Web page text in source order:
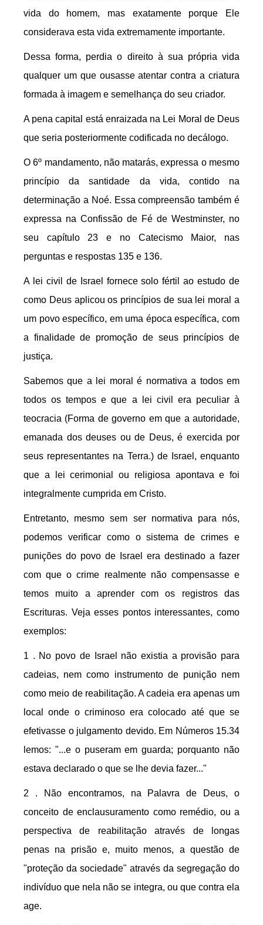
vida do homem, mas exatamente porque Ele
considerava esta vida extremamente importante.
Dessa forma, perdia o direito à sua própria vida
qualquer um que ousasse atentar contra a criatura
formada à imagem e semelhança do seu criador.
A pena capital está enraizada na Lei Moral de Deus
que seria posteriormente codificada no decálogo.
O 6º mandamento, não matarás, expressa o mesmo
princípio da santidade da vida, contido na
determinação a Noé. Essa compreensão também é
expressa na Confissão de Fé de Westminster, no
seu capítulo 23 e no Catecismo Maior, nas
perguntas e respostas 135 e 136.
A lei civil de Israel fornece solo fértil ao estudo de
como Deus aplicou os princípios de sua lei moral a
um povo específico, em uma época específica, com
a finalidade de promoção de seus princípios de
justiça.
Sabemos que a lei moral é normativa a todos em
todos os tempos e que a lei civil era peculiar à
teocracia (Forma de governo em que a autoridade,
emanada dos deuses ou de Deus, é exercida por
seus representantes na Terra.) de Israel, enquanto
que a lei cerimonial ou religiosa apontava e foi
integralmente cumprida em Cristo.
Entretanto, mesmo sem ser normativa para nós,
podemos verificar como o sistema de crimes e
punições do povo de Israel era destinado a fazer
com que o crime realmente não compensasse e
temos muito a aprender com os registros das
Escrituras. Veja esses pontos interessantes, como
exemplos:
1 . No povo de Israel não existia a provisão para
cadeias, nem como instrumento de punição nem
como meio de reabilitação. A cadeia era apenas um
local onde o criminoso era colocado até que se
efetivasse o julgamento devido. Em Números 15.34
lemos: "...e o puseram em guarda; porquanto não
estava declarado o que se lhe devia fazer..."
2 . Não encontramos, na Palavra de Deus, o
conceito de enclausuramento como remédio, ou a
perspectiva de reabilitação através de longas
penas na prisão e, muito menos, a questão de
"proteção da sociedade" através da segregação do
indivíduo que nela não se integra, ou que contra ela
age.